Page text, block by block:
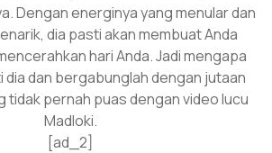
Dengan energinya yang menular dan
dia pasti akan membuat Anda
hari Anda. Jadi mengapa
dia dan bergabunglah dengan jutaan
tidak pernah puas dengan video lucu
Madloki.
[ad_2]